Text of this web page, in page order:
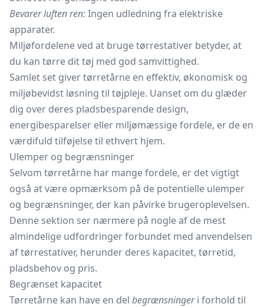
Bevarer luften ren:Ingen udledning fra elektriske
apparater.
Miljøfordelene ved at bruge tørrestativer betyder, at
du kan tørre dit tøj med god samvittighed.
Samlet set giver tørretårne en effektiv, økonomisk og
miljøbevidst løsning til tøjpleje. Uanset om du glæder
dig over deres pladsbesparende design,
energibesparelser eller miljømæssige fordele, er de en
værdifuld tilføjelse til ethvert hjem.
Ulemper og begrænsninger
Selvom tørretårne har mange fordele, er det vigtigt
også at være opmærksom på de potentielle ulemper
og begrænsninger, der kan påvirke brugeroplevelsen.
Denne sektion ser nærmere på nogle af de mest
almindelige udfordringer forbundet med anvendelsen
af tørrestativer, herunder deres kapacitet, tørretid,
pladsbehov og pris.
Begrænset kapacitet
Tørretårne kan have en del begrænsningeri forhold til